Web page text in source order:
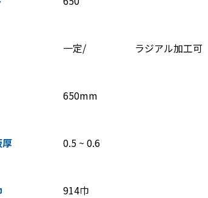
一定/ ラジアル加工可
650mm
0.5 ~ 0.6
914巾